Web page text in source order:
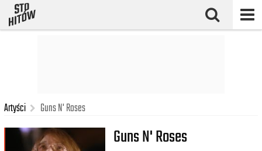
Artyści Guns N' Roses
Guns N' Roses